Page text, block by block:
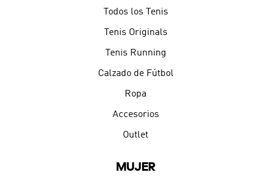
Todos los Tenis
Tenis Originals
Tenis Running
Calzado de Fútbol
Ropa
Accesorios
Outlet
MUJER